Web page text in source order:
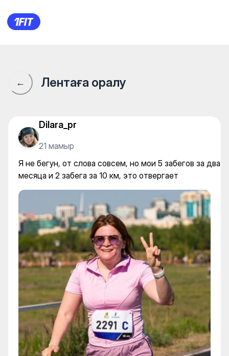
Я не бегун, от слова
← Лентаға оралу
Dilara_pr
21 мамыр
Я не бегун, от слова совсем, но мои 5 забегов за два
месяца и 2 забега за 10 км, это отвергает